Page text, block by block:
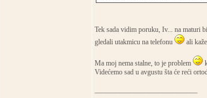
Tek sada vidim poruku, Iv... na maturi
gledali utakmicu na telefonu
ali
Ma moj nema stalne, to je problem
Videćemo sad u avgustu šta će reći